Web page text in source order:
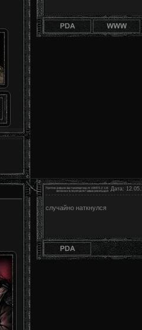
Дата:
случайно наткнулся